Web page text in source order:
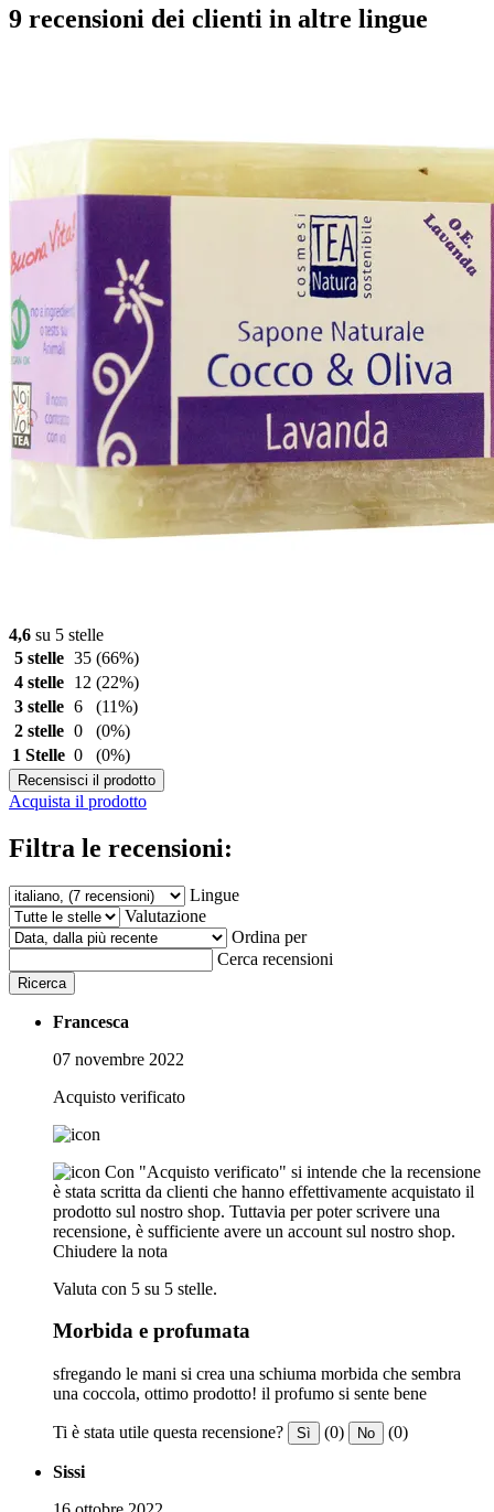
9 recensioni dei clienti in altre lingue
4,6 su 5 stelle
5 stelle 35 (66%)
4 stelle
12 (22%)
3 stelle 6
(11%)
2 stelle 0
(0%)
1 Stelle 0 (0%)
Recensisci il prodotto
Acquista il prodotto
Filtra le recensioni:
Lingue
Valutazione
Ordina per
Cerca recensioni
Ricerca
Francesca
07 novembre 2022
Acquisto verificato
Con "Acquisto verificato" si intende che la recensione
è stata scritta da clienti che hanno effettivamente acquistato il
prodotto sul nostro shop. Tuttavia per poter scrivere una
recensione, è sufficiente avere un account sul nostro shop.
Chiudere la nota
Valuta con 5 su 5 stelle.
Morbida e profumata
sfregando le mani si crea una schiuma morbida che sembra
una coccola, ottimo prodotto! il profumo si sente bene
Ti è stata utile questa recensione? Sì (0) No (0)
Sissi